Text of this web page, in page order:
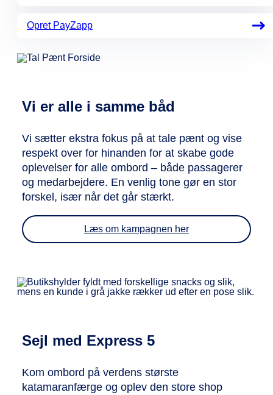
Opret PayZapp
Vi er alle i samme båd
Vi sætter ekstra fokus på at tale pænt og vise
respekt over for hinanden for at skabe gode
oplevelser for alle ombord – både passagerer
og medarbejdere. En venlig tone gør en stor
forskel, især når det går stærkt.
Læs om kampagnen her
Sejl med Express 5
Kom ombord på verdens største
katamaranfærge og oplev den store shop